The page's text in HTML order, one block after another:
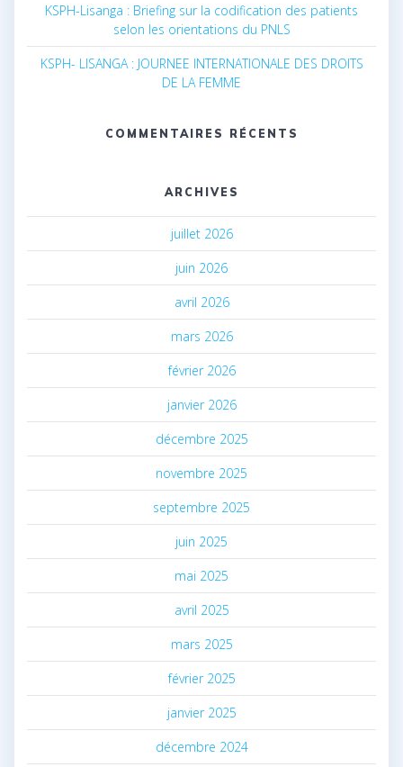
KSPH-Lisanga : Briefing sur la codification des patients
selon les orientations du PNLS
KSPH- LISANGA : JOURNEE INTERNATIONALE DES DROITS
DE LA FEMME
COMMENTAIRES RÉCENTS
ARCHIVES
juillet 2026
juin 2026
avril 2026
mars 2026
février 2026
janvier 2026
décembre 2025
novembre 2025
septembre 2025
juin 2025
mai 2025
avril 2025
mars 2025
février 2025
janvier 2025
décembre 2024